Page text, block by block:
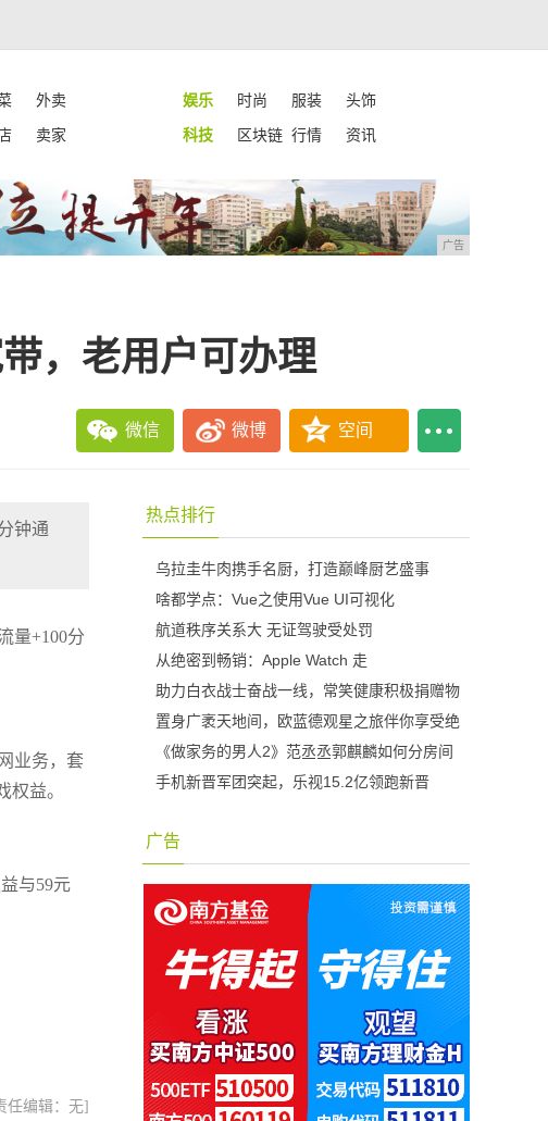
外卖 娱乐 时尚 服装
头饰
卖家 科技 区块链 行情 资讯
广告
，老用户可办理
微信 微博 空间
钟通
量+100分
业务，套
权益。
与59元
任编辑：无]
热点排行
乌拉圭牛肉携手名厨，打造巅峰厨艺盛事
啥都学点：Vue之使用Vue UI可视化
航道秩序关系大 无证驾驶受处罚
从绝密到畅销：Apple Watch 走
助力白衣战士奋战一线，常笑健康积极捐赠物
置身广袤天地间，欧蓝德观星之旅伴你享受绝
《做家务的男人2》范丞丞郭麒麟如何分房间
手机新晋军团突起，乐视15.2亿领跑新晋
广告